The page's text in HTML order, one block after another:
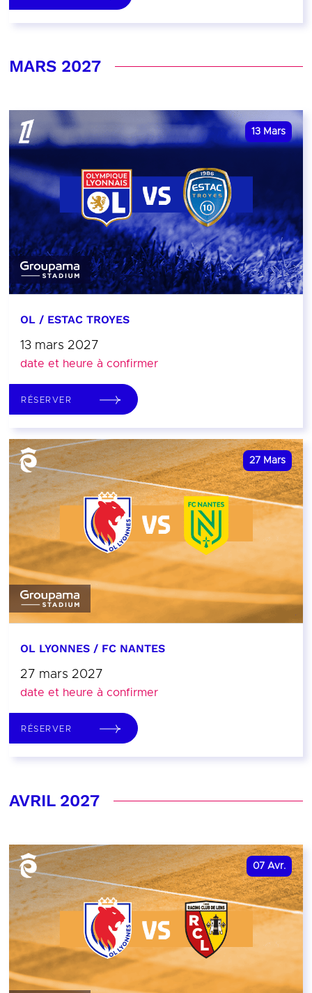
MARS 2027
13 Mars
OL / ESTAC TROYES
13 mars 2027
date et heure à confirmer
RÉSERVER
27 Mars
OL LYONNES / FC NANTES
27 mars 2027
date et heure à confirmer
RÉSERVER
AVRIL 2027
07 Avr.